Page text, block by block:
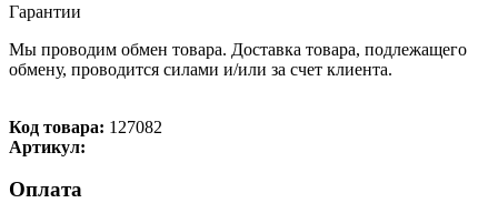
Гарантии
Мы проводим обмен товара. Доставка товара, подлежащего
обмену, проводится силами и/или за счет клиента.
Код товара: 127082
Артикул:
Оплата